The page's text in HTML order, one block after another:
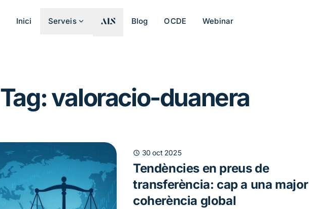
Inici Serveis Blog OCDE Webinar
Tag: valoracio-duanera
30 oct 2025
Tendències en preus de
transferència: cap a una major
coherència global